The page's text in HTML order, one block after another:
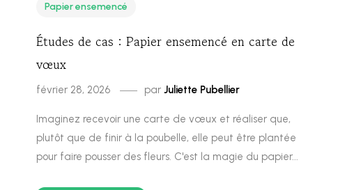
Papier ensemencé
Études de cas : Papier ensemencé en carte de
vœux
février 28, 2026 par Juliette Pubellier
Imaginez recevoir une carte de vœux et réaliser que,
plutôt que de finir à la poubelle, elle peut être plantée
pour faire pousser des fleurs. C'est la magie du papier...